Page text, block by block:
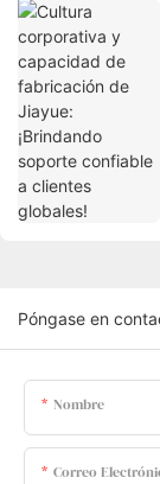
Póngase en
Nombre
Correo